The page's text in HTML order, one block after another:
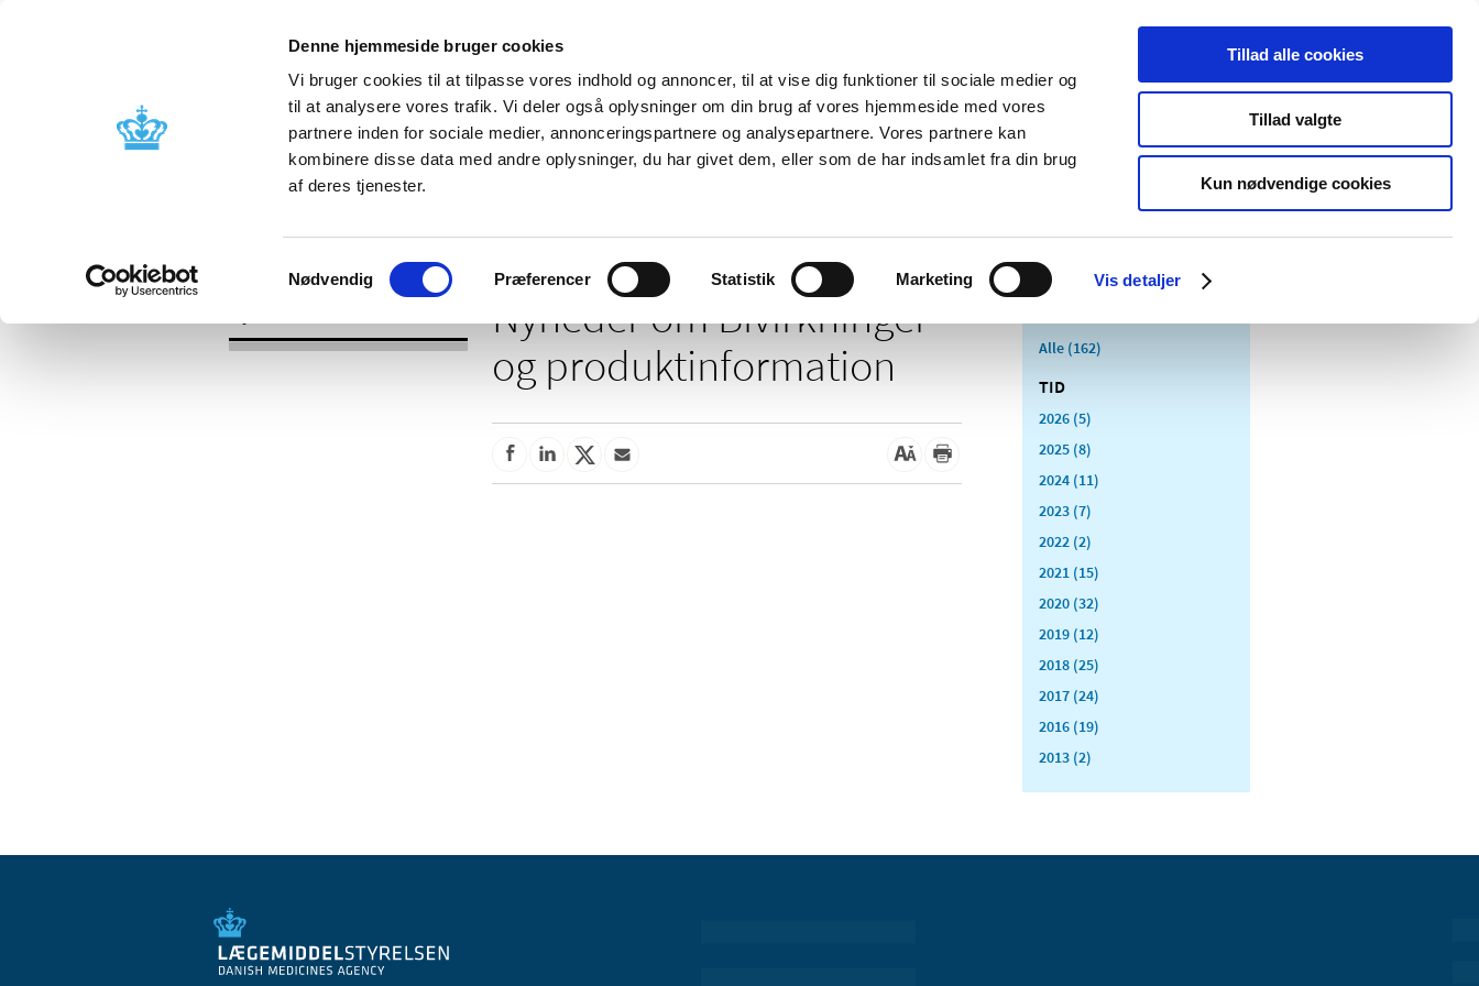
Denne hjemmeside bruger cookies
Vi bruger cookies til at tilpasse vores indhold og annoncer, til at vise dig funktioner til sociale medier og
til at analysere vores trafik. Vi deler også oplysninger om din brug af vores hjemmeside med vores
partnere inden for sociale medier, annonceringspartnere og analysepartnere. Vores partnere kan
kombinere disse data med andre oplysninger, du har givet dem, eller som de har indsamlet fra din brug
af deres tjenester.
Samtykkevalg
Nødvendig Præferencer Statistik Marketing Vis detaljer
Tillad alle cookies
Tillad valgte
Kun nødvendige cookies
Nyheder Om os Kontakt Udgivelser
Godkendelse og
Bivirkninger og
produktinformation
Tilskud og
Apoteker og salg af
Medicinsk
Særlige
produktområder
Nyheder om Bivirkninger
og produktinformation
Alle (162)
TID
2026 (5)
2025 (8)
2024 (11)
2023 (7)
2022 (2)
2021 (15)
2020 (32)
2019 (12)
2018 (25)
2017 (24)
2016 (19)
2013 (2)